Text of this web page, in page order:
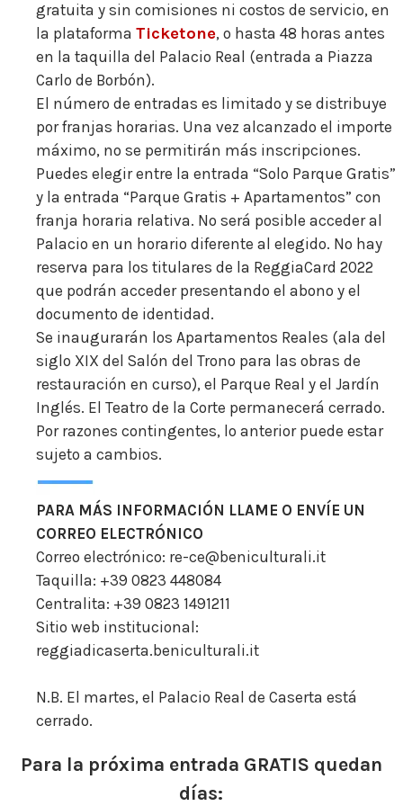
gratuita y sin comisiones ni costos de servicio, en
la plataforma Ticketone, o hasta 48 horas antes
en la taquilla del Palacio Real (entrada a Piazza
Carlo de Borbón).
El número de entradas es limitado y se distribuye
por franjas horarias. Una vez alcanzado el importe
máximo, no se permitirán más inscripciones.
Puedes elegir entre la entrada “Solo Parque Gratis”
y la entrada “Parque Gratis + Apartamentos” con
franja horaria relativa. No será posible acceder al
Palacio en un horario diferente al elegido. No hay
reserva para los titulares de la ReggiaCard 2022
que podrán acceder presentando el abono y el
documento de identidad.
Se inaugurarán los Apartamentos Reales (ala del
siglo XIX del Salón del Trono para las obras de
restauración en curso), el Parque Real y el Jardín
Inglés. El Teatro de la Corte permanecerá cerrado.
Por razones contingentes, lo anterior puede estar
sujeto a cambios.
PARA MÁS INFORMACIÓN LLAME O ENVÍE UN
CORREO ELECTRÓNICO
Correo electrónico: re-ce@beniculturali.it
Taquilla: +39 0823 448084
Centralita: +39 0823 1491211
Sitio web institucional:
reggiadicaserta.beniculturali.it
N.B. El martes, el Palacio Real de Caserta está
cerrado.
Para la próxima entrada GRATIS quedan
días: